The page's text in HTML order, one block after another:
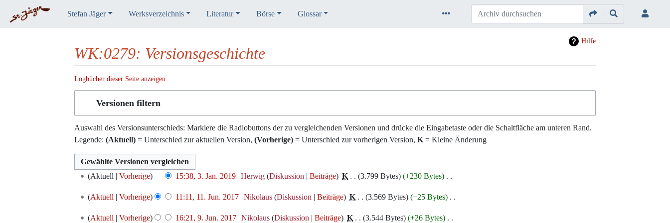
Stefan Jäger Werksverzeichnis Literatur Börse Glossar
Hilfe
WK:0279: Versionsgeschichte
Logbücher dieser Seite anzeigen
Wechseln zu:Navigation,Suche
Versionen filtern
Auswahl des Versionsunterschieds: Markiere die Radiobuttons der zu vergleichenden Versionen und drücke die Eingabetaste oder die Schaltfläche am unteren Rand.
Legende: (Aktuell) = Unterschied zur aktuellen Version, (Vorherige) = Unterschied zur vorherigen Version, K = Kleine Änderung
3.
2019
Aktuell Vorherige 15:38, 3. Jan. 2019‎ Herwig Diskussion Beiträge ‎K 3.799 Bytes +230 Bytes
e
11.
2017
Aktuell Vorherige 11:11, 11. Jun. 2017‎ Nikolaus Diskussion Beiträge ‎K 3.569 Bytes +25 Bytes
e
9.
Aktuell Vorherige 16:21, 9. Jun. 2017‎ Nikolaus Diskussion Beiträge ‎K 3.544 Bytes +26 Bytes